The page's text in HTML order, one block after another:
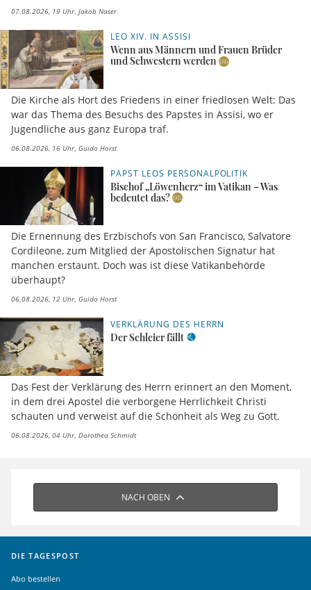
07.08.2026, 19 Uhr Jakob Naser
LEO XIV. IN ASSISI
Wenn aus Männern und Frauen Brüder
und Schwestern werden
Die Kirche als Hort des Friedens in einer friedlosen Welt: Das
war das Thema des Besuchs des Papstes in Assisi, wo er
Jugendliche aus ganz Europa traf.
06.08.2026, 16 Uhr Guido Horst
PAPST LEOS PERSONALPOLITIK
Bischof „Löwenherz“ im Vatikan – Was
bedeutet das?
Die Ernennung des Erzbischofs von San Francisco, Salvatore
Cordileone, zum Mitglied der Apostolischen Signatur hat
manchen erstaunt. Doch was ist diese Vatikanbehörde
überhaupt?
06.08.2026, 12 Uhr Guido Horst
VERKLÄRUNG DES HERRN
Der Schleier fällt
Das Fest der Verklärung des Herrn erinnert an den Moment,
in dem drei Apostel die verborgene Herrlichkeit Christi
schauten und verweist auf die Schönheit als Weg zu Gott.
06.08.2026, 04 Uhr Dorothea Schmidt
NACH OBEN
DIE TAGESPOST
Abo bestellen